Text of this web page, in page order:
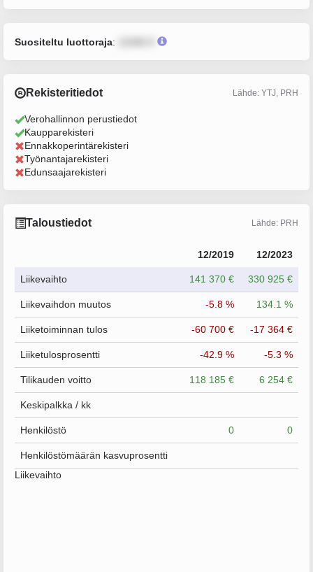
Suositeltu luottoraja:
Rekisteritiedot Lähde: YTJ, PRH
Verohallinnon perustiedot
Kaupparekisteri
Ennakkoperintärekisteri
Työnantajarekisteri
Edunsaajarekisteri
Taloustiedot Lähde: PRH
12/2019 12/2023
Liikevaihto 141 370 € 330 925 €
Liikevaihdon muutos -5.8 % 134.1 %
Liiketoiminnan tulos -60 700 € -17 364 €
Liiketulosprosentti -42.9 % -5.3 %
Tilikauden voitto 118 185 € 6 254 €
Keskipalkka / kk
Henkilöstö 0 0
Henkilöstömäärän kasvuprosentti
Liikevaihto